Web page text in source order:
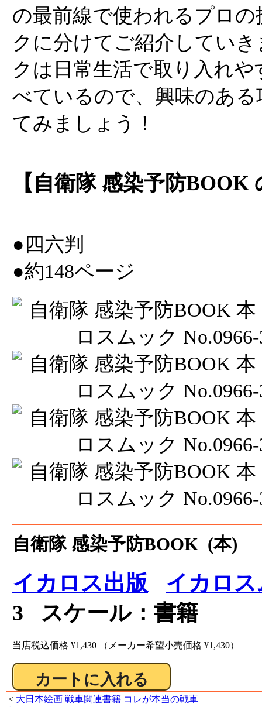
の最前線で使われるプロ
クに分けてご紹介してい
クは日常生活で取り入れ
べているので、興味のあ
てみましょう！
【自衛隊 感染予防BOOK
●四六判
●約148ページ
自衛隊 感染予防BOOK (本)
イカロス出版
イカロ
3 スケール：書籍
当店税込価格 ¥1,430 （メーカー希望小売価格 ¥1,430）
< 大日本絵画 戦車関連書籍 コレが本当の戦車